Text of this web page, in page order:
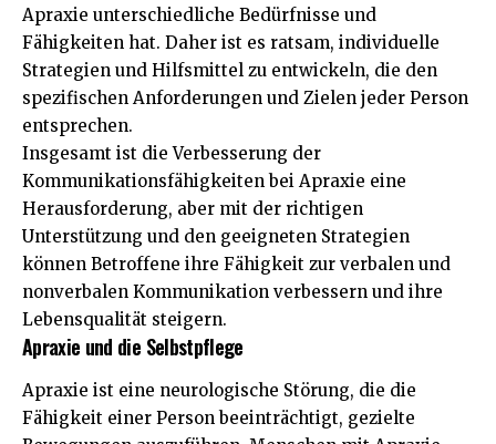
Apraxie unterschiedliche Bedürfnisse und
Fähigkeiten hat. Daher ist es ratsam, individuelle
Strategien und Hilfsmittel zu entwickeln, die den
spezifischen Anforderungen und Zielen jeder Person
entsprechen.
Insgesamt ist die Verbesserung der
Kommunikationsfähigkeiten bei Apraxie eine
Herausforderung, aber mit der richtigen
Unterstützung und den geeigneten Strategien
können Betroffene ihre Fähigkeit zur verbalen und
nonverbalen Kommunikation verbessern und ihre
Lebensqualität steigern.
Apraxie und die Selbstpflege
Apraxie ist eine neurologische Störung, die die
Fähigkeit einer Person beeinträchtigt, gezielte